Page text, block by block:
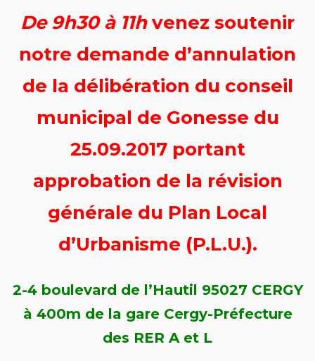
De 9h30 à 11hvenez soutenir
notre demande d’annulation
de la délibération du conseil
municipal de Gonesse du
25.09.2017 portant
approbation de la révision
générale du Plan Local
d’Urbanisme (P.L.U.).
2-4 boulevard de l’Hautil 95027 CERGY
à 400m de la gare Cergy-Préfecture
des RER A et L